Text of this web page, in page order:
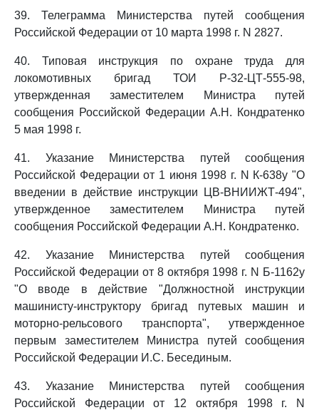
39. Телеграмма Министерства путей сообщения
Российской Федерации от 10 марта 1998 г. N 2827.
40. Типовая инструкция по охране труда для
локомотивных бригад ТОИ Р-32-ЦТ-555-98,
утвержденная заместителем Министра путей
сообщения Российской Федерации А.Н. Кондратенко
5 мая 1998 г.
41. Указание Министерства путей сообщения
Российской Федерации от 1 июня 1998 г. N К-638у "О
введении в действие инструкции ЦВ-ВНИИЖТ-494",
утвержденное заместителем Министра путей
сообщения Российской Федерации А.Н. Кондратенко.
42. Указание Министерства путей сообщения
Российской Федерации от 8 октября 1998 г. N Б-1162у
"О вводе в действие "Должностной инструкции
машинисту-инструктору бригад путевых машин и
моторно-рельсового транспорта", утвержденное
первым заместителем Министра путей сообщения
Российской Федерации И.С. Бесединым.
43. Указание Министерства путей сообщения
Российской Федерации от 12 октября 1998 г. N